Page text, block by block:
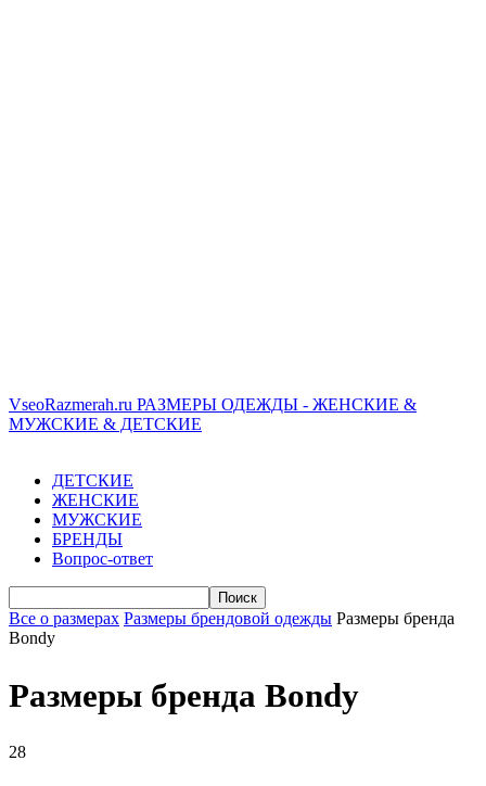
VseoRazmerah.ru РАЗМЕРЫ ОДЕЖДЫ - ЖЕНСКИЕ &
МУЖСКИЕ & ДЕТСКИЕ
ДЕТСКИЕ
ЖЕНСКИЕ
МУЖСКИЕ
БРЕНДЫ
Вопрос-ответ
Все о размерах Размеры брендовой одежды Размеры бренда
Bondy
Размеры бренда Bondy
28